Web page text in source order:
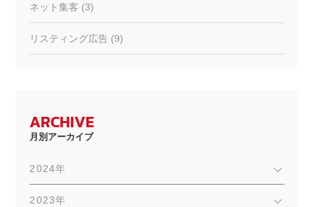
ネット集客 (3)
リスティング広告 (9)
ARCHIVE
月別アーカイブ
2024年
2023年